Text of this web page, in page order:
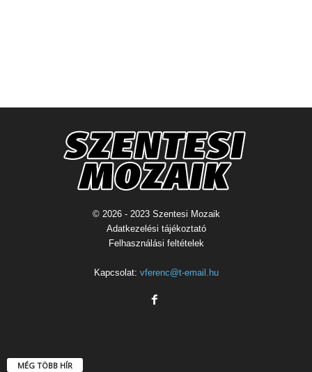
© 2026 - 2023 Szentesi Mozaik
Adatkezelési tájékoztató
Felhasználási feltételek
Kapcsolat: vferenc@t-email.hu
MÉG TÖBB HÍR